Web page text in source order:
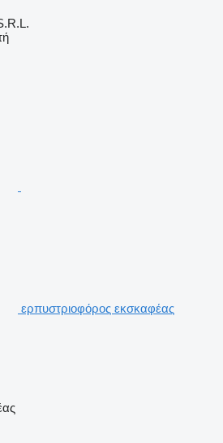
ερπυστριοφόρος εκσκαφέας